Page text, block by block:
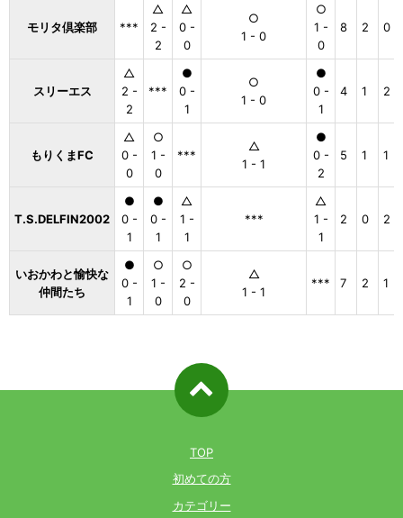
モリタ倶楽部 ***
△
2 -
2
△
0 -
0
○
1 - 0
○
1 -
0
8 2 0
スリーエス
△
2 -
2
***
●
0 -
1
○
1 - 0
●
0 -
1
4 1 2
もりくまFC
△
0 -
0
○
1 -
0
***
△
1 - 1
●
0 -
2
5 1 1
T.S.DELFIN2002
●
0 -
1
●
0 -
1
△
1 -
1
***
△
1 -
1
2 0 2
いおかわと愉快な
仲間たち
●
0 -
1
○
1 -
0
○
2 -
0
△
1 - 1
*** 7 2 1
TOP
初めての方
カテゴリー